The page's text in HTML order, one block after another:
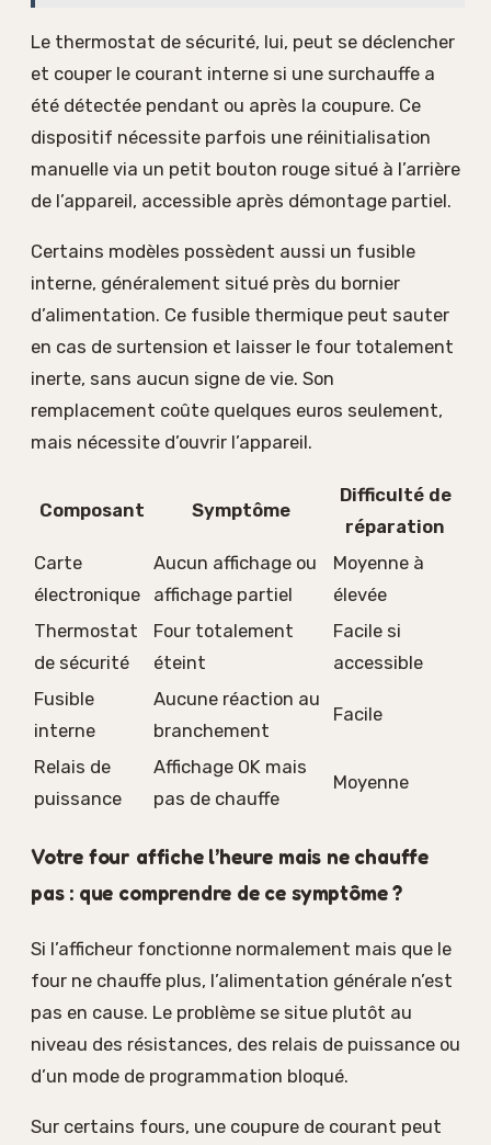
Le thermostat de sécurité, lui, peut se déclencher
et couper le courant interne si une surchauffe a
été détectée pendant ou après la coupure. Ce
dispositif nécessite parfois une réinitialisation
manuelle via un petit bouton rouge situé à l’arrière
de l’appareil, accessible après démontage partiel.
Certains modèles possèdent aussi un fusible
interne, généralement situé près du bornier
d’alimentation. Ce fusible thermique peut sauter
en cas de surtension et laisser le four totalement
inerte, sans aucun signe de vie. Son
remplacement coûte quelques euros seulement,
mais nécessite d’ouvrir l’appareil.
Composant Symptôme
Difficulté de
réparation
Carte
électronique
Aucun affichage ou
affichage partiel
Moyenne à
élevée
Thermostat
de sécurité
Four totalement
éteint
Facile si
accessible
Fusible
interne
Aucune réaction au
branchement
Facile
Relais de
puissance
Affichage OK mais
pas de chauffe
Moyenne
Votre four affiche l’heure mais ne chauffe
pas : que comprendre de ce symptôme ?
Si l’afficheur fonctionne normalement mais que le
four ne chauffe plus, l’alimentation générale n’est
pas en cause. Le problème se situe plutôt au
niveau des résistances, des relais de puissance ou
d’un mode de programmation bloqué.
Sur certains fours, une coupure de courant peut